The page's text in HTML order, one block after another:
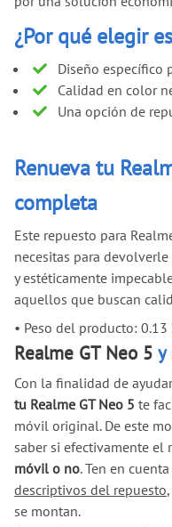
¿Por qué elegir
Diseño específico
Calidad en color
Una opción de
Renueva tu
completa
Este repuesto para
necesitas para
y estéticamente
aquellos que buscan
• Peso del producto: 0.13
Realme GT Neo 5 y
Con la finalidad de
tu Realme GT Neo 5 te
móvil original. De este
saber si efectivamente el
móvil o no. Ten en
descriptivos del repuesto
se montan.